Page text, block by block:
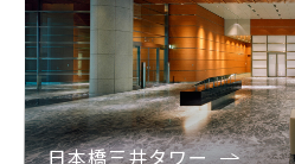
日本橋三井タワー